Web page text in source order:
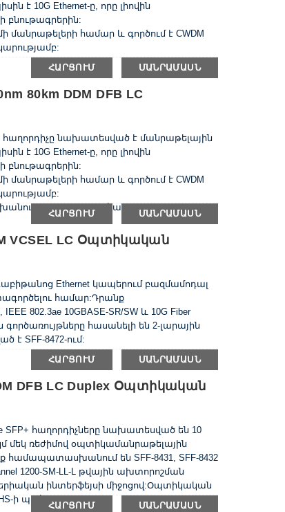
է 10G Ethernet-ը, որը լիովին
բնութագրերին:
մանրաթելերի համար և գործում է CWDM
ՀԱՐՑՈՒՄ
ՄԱՆՐԱՄԱՍՆ
80km DDM DFB LC
հաղորդիչը նախատեսված է մանրաթելային
է 10G Ethernet-ը, որը լիովին
բնութագրերին:
մանրաթելերի համար և գործում է CWDM
են RoHS-ի պահանջներին:
ՀԱՐՑՈՒՄ ՄԱՆՐԱՄԱՍՆ
VCSEL LC Օպտիկական
Ethernet կապերում բազմամոդալ
համար:Դրանք
802.3ae 10GBASE-SR/SW և 10G Fiber
գործառույթները հասանելի են 2-լարային
է SFF-8472-ում:
ՀԱՐՑՈՒՄ
ՄԱՆՐԱՄԱՍՆ
DFB LC Duplex Օպտիկական
SFP+ հաղորդիչները նախատեսված են 10
մեկ ռեժիմով օպտիկամանրաթելային
են SFF-8431, SFF-8432
1200-SM-LL-L թվային ախտորոշման
ինտերֆեյսի միջոցով:Օպտիկական
ի պահանջներին:
ՀԱՐՑՈՒՄ ՄԱՆՐԱՄԱՍՆ